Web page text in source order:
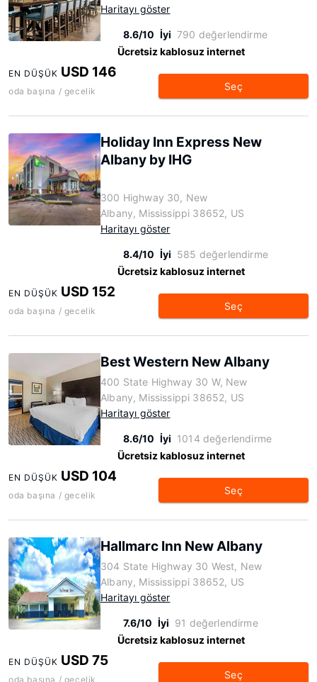
Haritayı göster
8.6/10 İyi 790 değerlendirme
Ücretsiz kablosuz internet
EN DÜŞÜK USD 146
oda başına / gecelik Seç
Holiday Inn Express New
Albany by IHG
300 Highway 30, New
Albany, Mississippi 38652, US
Haritayı göster
8.4/10 İyi 585 değerlendirme
Ücretsiz kablosuz internet
EN DÜŞÜK USD 152
oda başına / gecelik Seç
Best Western New Albany
400 State Highway 30 W, New
Albany, Mississippi 38652, US
Haritayı göster
8.6/10 İyi 1014 değerlendirme
Ücretsiz kablosuz internet
EN DÜŞÜK USD 104
oda başına / gecelik Seç
Hallmarc Inn New Albany
304 State Highway 30 West, New
Albany, Mississippi 38652, US
Haritayı göster
7.6/10 İyi 91 değerlendirme
Ücretsiz kablosuz internet
EN DÜŞÜK USD 75
oda başına / gecelik Seç